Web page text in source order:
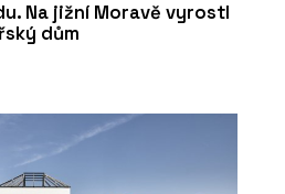
Na jižní Moravě vyrostl
dům